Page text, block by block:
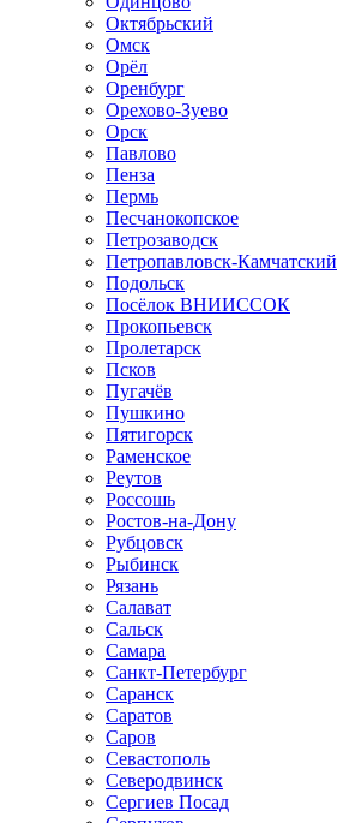
Октябрьский
Омск
Орёл
Оренбург
Орехово-Зуево
Орск
Павлово
Пенза
Пермь
Песчанокопское
Петрозаводск
Петропавловск-Камчатский
Подольск
Посёлок ВНИИССОК
Прокопьевск
Пролетарск
Псков
Пугачёв
Пушкино
Пятигорск
Раменское
Реутов
Россошь
Ростов-на-Дону
Рубцовск
Рыбинск
Рязань
Салават
Сальск
Самара
Санкт-Петербург
Саранск
Саратов
Саров
Севастополь
Северодвинск
Сергиев Посад